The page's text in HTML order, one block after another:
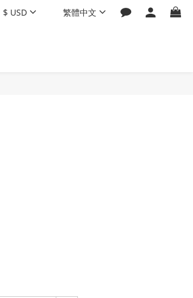
$ USD 繁體中文